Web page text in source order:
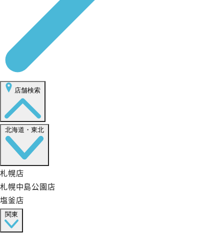
店舗検索
北海道・東北
札幌店
札幌中島公園店
塩釜店
関東